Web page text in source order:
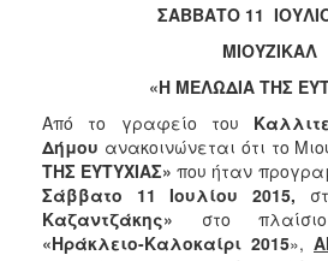
2013
2012
2011
2010
ΣΑΒΒΑΤΟ 11
ΜΙΟΥΖΙΚΑΛ
«Η ΜΕΛΩΔΙΑ ΤΗΣ
Από το γραφείο του
Δήμου ανακοινώνεται ότι το
ΤΗΣ ΕΥΤΥΧΙΑΣ»που ήταν
Σάββατο 11 Ιουλίου 2015,
Καζαντζάκης» στο
«Ηράκλειο-Καλοκαίρι 2015»,